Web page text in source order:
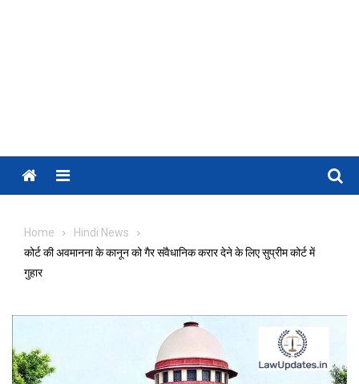
Menu
Home
Hindi News
कोर्ट की अवमानना के कानून को गैर संवैधानिक करार देने के लिए सुप्रीम कोर्ट में
गुहार